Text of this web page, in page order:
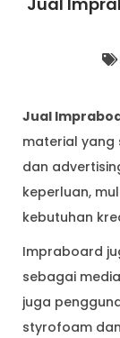
Jual
material yang
dan
keperluan,
kebutuhan
Impraboard
sebagai
juga
styrofoam